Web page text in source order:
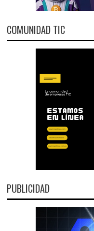
COMUNIDAD TIC
PUBLICIDAD